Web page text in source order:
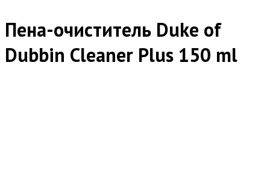
Пена-очиститель Duke of
Dubbin Cleaner Plus 150 ml